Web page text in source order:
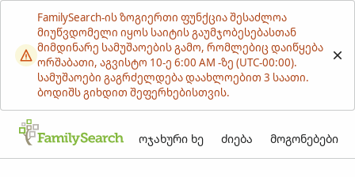
FamilySearch-ის ზოგიერთი ფუნქცია შესაძლოა
მიუწვდომელი იყოს საიტის გაუმჯობესებასთან
მიმდინარე სამუშაოების გამო, რომლებიც დაიწყება
ორშაბათი, აგვისტო 10-ე 6:00 AM -ზე (UTC-00:00).
სამუშაოები გაგრძელდება დაახლოებით 3 საათი.
ბოდიშს გიხდით შეფერხებისთვის.
ოჯახური ხე ძიება მოგონებები